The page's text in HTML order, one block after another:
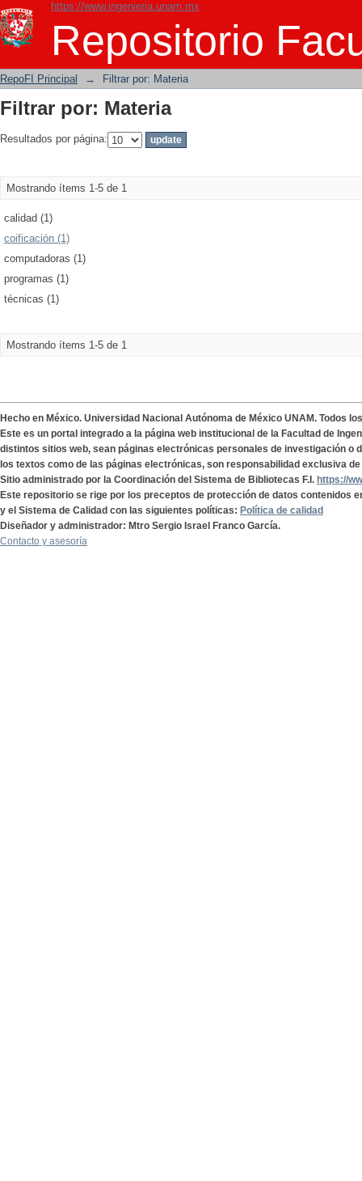
https://www.ingenieria.unam.mx
Repositorio
Filtrar por: Materia
RepoFI Principal → Filtrar por: Materia
Filtrar por: Materia
Resultados por página:
Mostrando ítems 1-5 de 1
calidad (1)
coificación (1)
computadoras (1)
programas (1)
técnicas (1)
Mostrando ítems 1-5 de 1
Hecho en México. Universidad Nacional Autónoma de México UNAM. Todos
Este es un portal integrado a la página web institucional de la Facultad de
distintos sitios web, sean páginas electrónicas personales de investigación o
los textos como de las páginas electrónicas, son responsabilidad exclusiva
Sitio administrado por la Coordinación del Sistema de Bibliotecas F.I. https://
Este repositorio se rige por los preceptos de protección de datos contenidos
y el Sistema de Calidad con las siguientes políticas: Política de calidad
Diseñador y administrador: Mtro Sergio Israel Franco García.
Contacto y asesoría